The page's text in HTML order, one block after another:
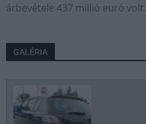
árbevétele 437 millió euró volt.
GALÉRIA